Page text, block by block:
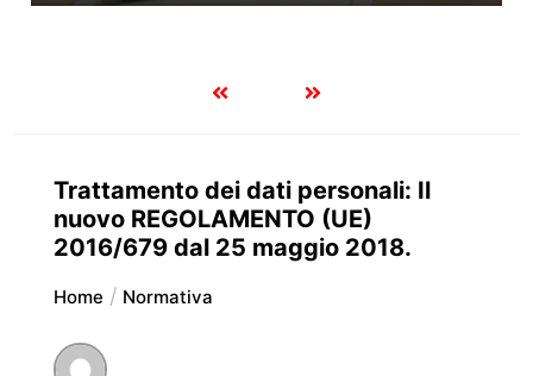
Trattamento dei dati personali: Il
nuovo REGOLAMENTO (UE)
2016/679 dal 25 maggio 2018.
Home Normativa